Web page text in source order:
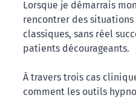
Lorsque je démarrais
rencontrer des situations
classiques, sans réel
patients décourageants.
À travers trois cas
comment les outils